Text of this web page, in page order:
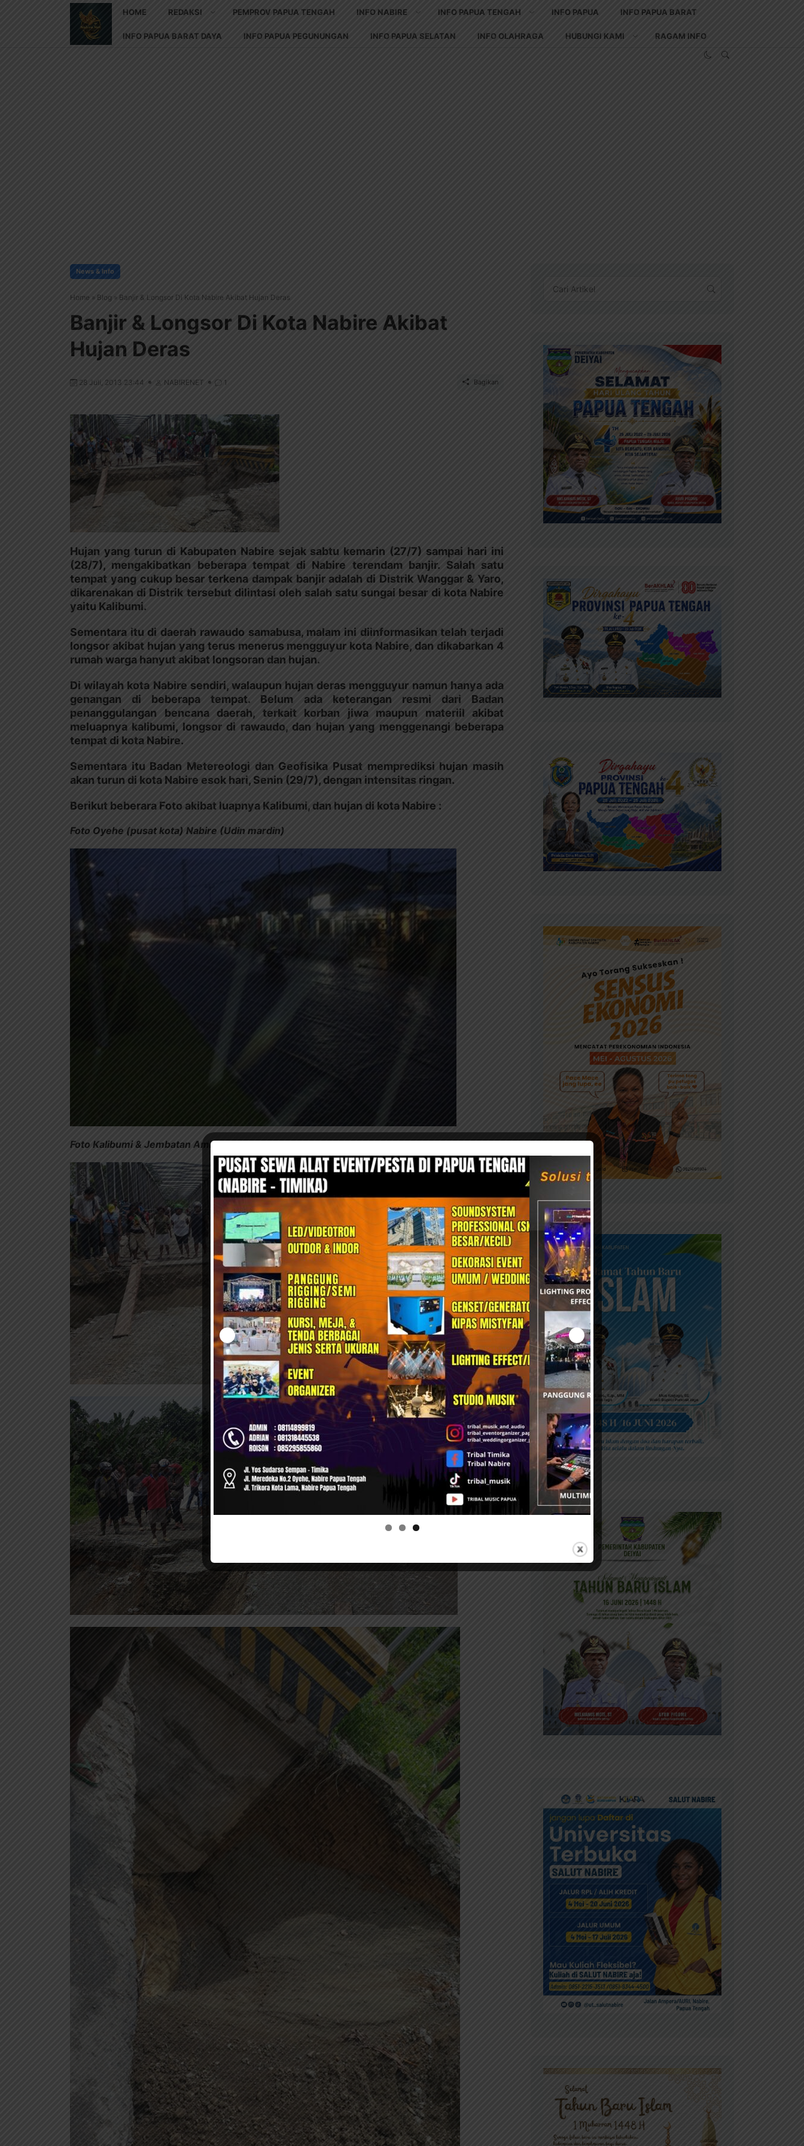
HOME REDAKSI PEMPROV PAPUA TENGAH INFO NABIRE INFO PAPUA TENGAH INFO PAPUA INFO PAPUA BARAT
INFO PAPUA BARAT DAYA INFO PAPUA PEGUNUNGAN INFO PAPUA SELATAN INFO OLAHRAGA HUBUNGI KAMI RAGAM INFO
News & Info
Home » Blog » Banjir & Longsor Di Kota Nabire Akibat Hujan Deras
Banjir & Longsor Di Kota Nabire Akibat
Hujan Deras
28 Juli, 2013 23:44 NABIRENET 1 Bagikan
Hujan yang turun di Kabupaten Nabire sejak sabtu kemarin (27/7) sampai hari ini
(28/7), mengakibatkan beberapa tempat di Nabire terendam banjir. Salah satu
tempat yang cukup besar terkena dampak banjir adalah di Distrik Wanggar & Yaro,
dikarenakan di Distrik tersebut dilintasi oleh salah satu sungai besar di kota Nabire
yaitu Kalibumi.
Sementara itu di daerah rawaudo samabusa, malam ini diinformasikan telah terjadi
longsor akibat hujan yang terus menerus mengguyur kota Nabire, dan dikabarkan 4
rumah warga hanyut akibat longsoran dan hujan.
Di wilayah kota Nabire sendiri, walaupun hujan deras mengguyur namun hanya ada
genangan di beberapa tempat. Belum ada keterangan resmi dari Badan
penanggulangan bencana daerah, terkait korban jiwa maupun materiil akibat
meluapnya kalibumi, longsor di rawaudo, dan hujan yang menggenangi beberapa
tempat di kota Nabire.
Sementara itu Badan Metereologi dan Geofisika Pusat memprediksi hujan masih
akan turun di kota Nabire esok hari, Senin (29/7), dengan intensitas ringan.
Berikut beberara Foto akibat luapnya Kalibumi, dan hujan di kota Nabire :
Foto Oyehe (pusat kota) Nabire (Udin mardin)
Foto Kalibumi & Jembatan Ambruk